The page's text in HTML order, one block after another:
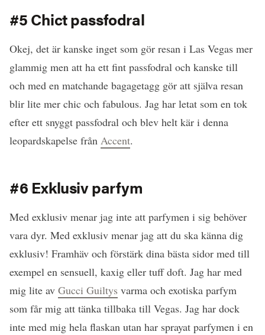
#5 Chict passfodral
Okej, det är kanske inget som gör resan i Las Vegas mer
glammig men att ha ett fint passfodral och kanske till
och med en matchande bagagetagg gör att själva resan
blir lite mer chic och fabulous. Jag har letat som en tok
efter ett snyggt passfodral och blev helt kär i denna
leopardskapelse från Accent.
#6 Exklusiv parfym
Med exklusiv menar jag inte att parfymen i sig behöver
vara dyr. Med exklusiv menar jag att du ska känna dig
exklusiv! Framhäv och förstärk dina bästa sidor med till
exempel en sensuell, kaxig eller tuff doft. Jag har med
mig lite av Gucci Guiltys varma och exotiska parfym
som får mig att tänka tillbaka till Vegas. Jag har dock
inte med mig hela flaskan utan har sprayat parfymen i en